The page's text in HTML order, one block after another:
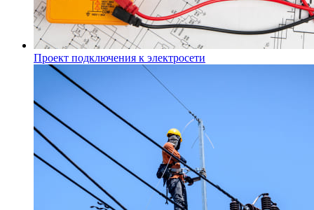
Проект подключения к электросети